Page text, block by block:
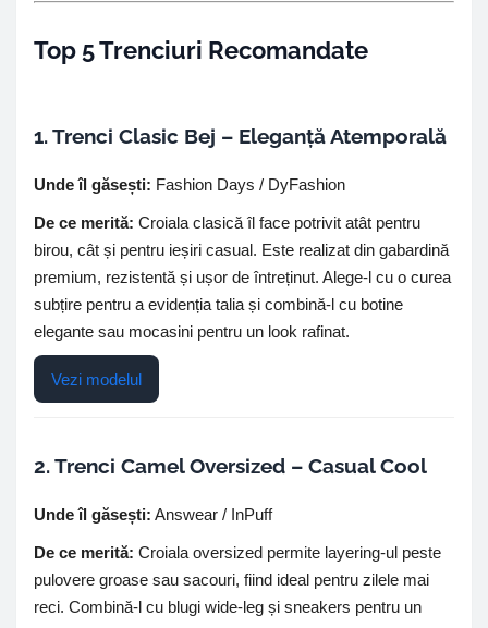
Top 5 Trenciuri Recomandate
1. Trenci Clasic Bej – Eleganță Atemporală
Unde îl găsești: Fashion Days / DyFashion
De ce merită: Croiala clasică îl face potrivit atât pentru
birou, cât și pentru ieșiri casual. Este realizat din gabardină
premium, rezistentă și ușor de întreținut. Alege-l cu o curea
subțire pentru a evidenția talia și combină-l cu botine
elegante sau mocasini pentru un look rafinat.
Vezi modelul
2. Trenci Camel Oversized – Casual Cool
Unde îl găsești: Answear / InPuff
De ce merită: Croiala oversized permite layering-ul peste
pulovere groase sau sacouri, fiind ideal pentru zilele mai
reci. Combină-l cu blugi wide-leg și sneakers pentru un